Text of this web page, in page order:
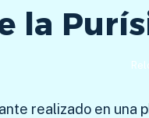
la
realizado en una